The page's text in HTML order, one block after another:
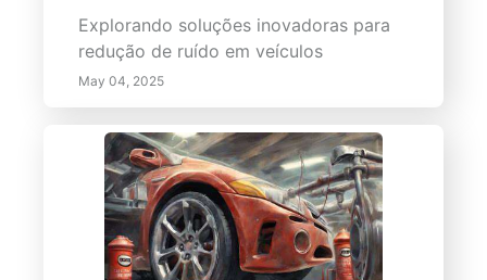
Explorando soluções inovadoras para
redução de ruído em veículos
May 04, 2025